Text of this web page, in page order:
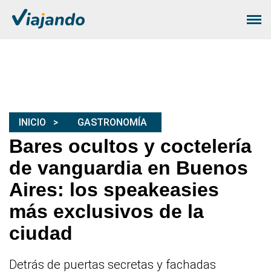
INICIO GASTRONOMÍA
Bares ocultos y coctelería
de vanguardia en Buenos
Aires: los speakeasies
más exclusivos de la
ciudad
Detrás de puertas secretas y fachadas